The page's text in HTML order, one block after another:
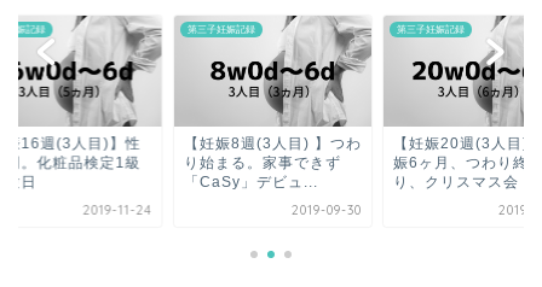
妊娠記録
娠16週(3人目)】性
明。化粧品検定1級
験日
2019-11-24
第三子妊娠記録
【妊娠8週(3人目) 】つわ
り始まる。家事できず
「CaSy」デビュ...
2019-09-30
第三子妊娠記録
【妊娠20週(3人目)
娠6ヶ月、つわり終
り、クリスマス会
2019-